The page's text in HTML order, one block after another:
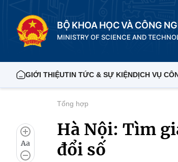
BỘ KHOA HỌC VÀ CÔNG
MINISTRY OF SCIENCE AND
GIỚI THIỆUTIN TỨC & SỰ KIỆNDỊCH VỤ
Aa
Tổng hợp
Hà Nội: Tìm
đổi số